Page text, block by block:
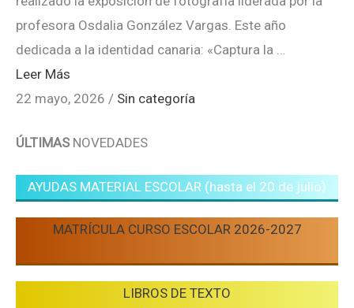
profesora Osdalia González Vargas. Este año
dedicada a la identidad canaria: «Captura la …
Leer Más
22 mayo, 2026 / Sin categoría
ÚLTIMAS NOVEDADES
AYUDAS MATERIAL ESCOLAR (hasta el 20 de julio)
MATRÍCULA CURSO ESCOLAR 2026-2027
LIBROS DE TEXTO